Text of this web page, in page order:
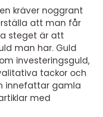
kräver noggrant
att man får
steget är att
man har. Guld
investeringsguld,
tackor och
innefattar gamla
med